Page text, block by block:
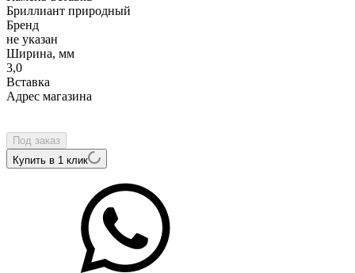
Бриллиант природный
Бренд
не указан
Ширина, мм
3,0
Вcтавка
Адрес магазина
Под заказ
Купить в 1 клик